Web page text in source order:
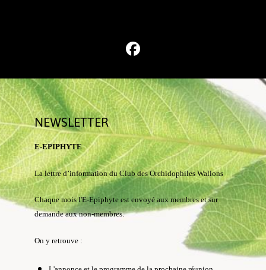
NEWSLETTER
E-EPIPHYTE
La lettre d’information du Club des Orchidophiles Wallons
Chaque mois l'E-Epiphyte est envoyé aux membres et sur
demande aux non-membres.
On y retrouve :